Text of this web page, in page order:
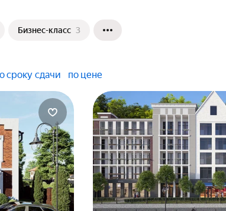
Бизнес-класс 3
сроку сдачи по цене